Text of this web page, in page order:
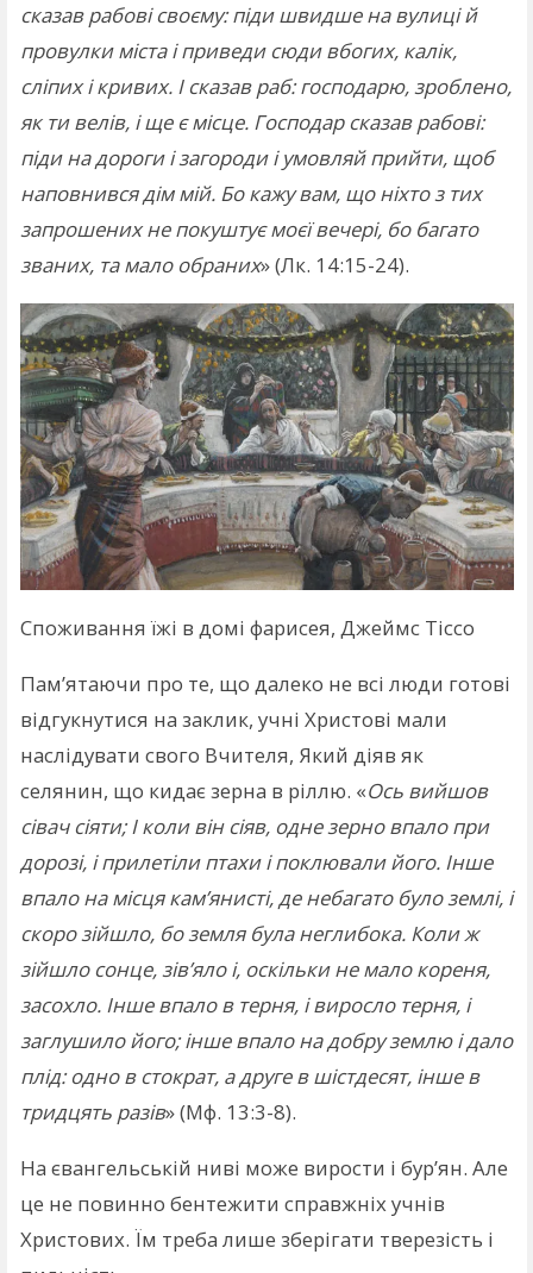
сказав рабові своєму: піди швидше на вулиці й
провулки міста і приведи сюди вбогих, калік,
сліпих і кривих. І сказав раб: господарю, зроблено,
як ти велів, і ще є місце. Господар сказав рабові:
піди на дороги і загороди і умовляй прийти, щоб
наповнився дім мій. Бо кажу вам, що ніхто з тих
запрошених не покуштує моєї вечері, бо багато
званих, та мало обраних» (Лк. 14:15-24).
Споживання їжі в домі фарисея, Джеймс Тіссо
Пам’ятаючи про те, що далеко не всі люди готові
відгукнутися на заклик, учні Христові мали
наслідувати свого Вчителя, Який діяв як
селянин, що кидає зерна в ріллю. «Ось вийшов
сівач сіяти; І коли він сіяв, одне зерно впало при
дорозі, і прилетіли птахи і поклювали його. Інше
впало на місця кам’янисті, де небагато було землі, і
скоро зійшло, бо земля була неглибока. Коли ж
зійшло сонце, зів’яло і, оскільки не мало кореня,
засохло. Інше впало в терня, і виросло терня, і
заглушило його; інше впало на добру землю і дало
плід: одно в стократ, а друге в шістдесят, інше в
тридцять разів» (Мф. 13:3-8).
На євангельській ниві може вирости і бур’ян. Але
це не повинно бентежити справжніх учнів
Христових. Їм треба лише зберігати тверезість і